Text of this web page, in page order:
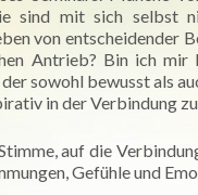
sind mit sich selbst
von entscheidender
Antrieb? Bin ich mir
sowohl bewusst als
in der Verbindung
auf die
Gefühle und